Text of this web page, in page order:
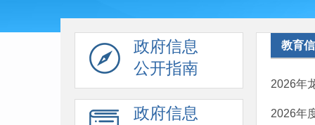
政府信息
公开指南
政府信息
教育
2026年
2026年